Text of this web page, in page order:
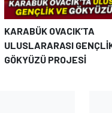
KARABÜK OVACIK’TA
ULUSLARARASI
GÖKYÜZÜ PROJESİ